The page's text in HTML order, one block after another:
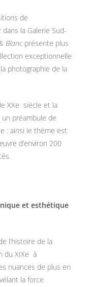
de
la Galerie Sud-
Blanc présente plus
exceptionnelle
photographie de la
XXe siècle et la
préambule de
: ainsi le thème est
d’environ 200
et esthétique
l’histoire de la
du XIXe à
nuances de plus en
la force